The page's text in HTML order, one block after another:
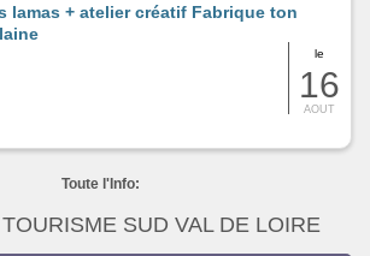
le
16
AOUT
lamas + atelier créatif Fabrique ton
Toute l'Info:
SUD VAL DE LOIRE